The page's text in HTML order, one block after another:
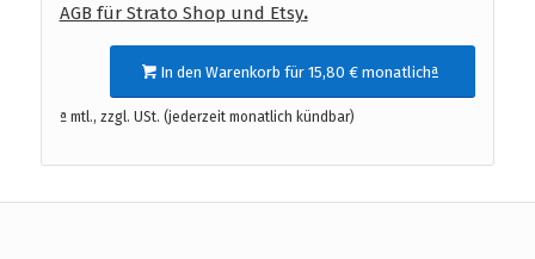
AGB für Strato Shop und Etsy.
In den Warenkorb für 15,80 € monatlichª
ª mtl., zzgl. USt. (jederzeit monatlich kündbar)